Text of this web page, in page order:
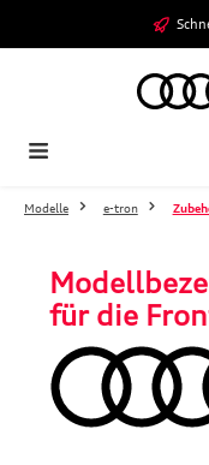
Zum Hauptinhalt springen
Modelle e-tron
für die